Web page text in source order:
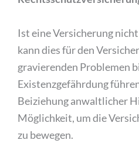
Ist eine Versicherung
kann dies für den
gravierenden Problemen
Existenzgefährdung
Beiziehung anwaltlicher
Möglichkeit, um die
zu bewegen.